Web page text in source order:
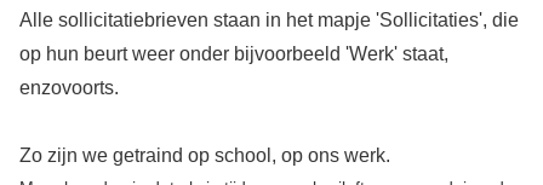
Alle sollicitatiebrieven staan in het mapje 'Sollicitaties', die
op hun beurt weer onder bijvoorbeeld 'Werk' staat,
enzovoorts.
Zo zijn we getraind op school, op ons werk.